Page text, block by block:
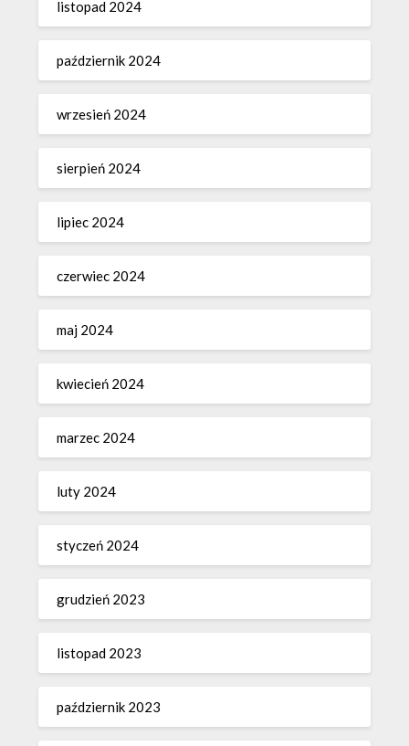
listopad 2024
październik 2024
wrzesień 2024
sierpień 2024
lipiec 2024
czerwiec 2024
maj 2024
kwiecień 2024
marzec 2024
luty 2024
styczeń 2024
grudzień 2023
listopad 2023
październik 2023